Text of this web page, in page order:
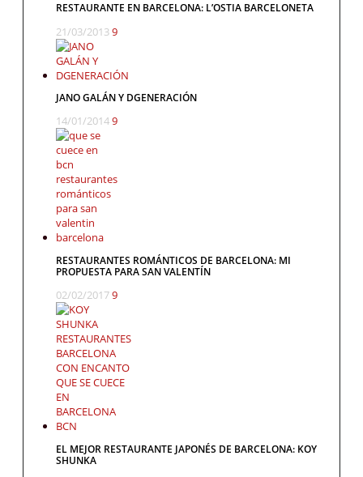
RESTAURANTE EN BARCELONA: L’OSTIA BARCELONETA
21/03/20139
JANO GALÁN Y DGENERACIÓN
14/01/20149
RESTAURANTES ROMÁNTICOS DE BARCELONA: MI
PROPUESTA PARA SAN VALENTÍN
02/02/20179
EL MEJOR RESTAURANTE JAPONÉS DE BARCELONA: KOY
SHUNKA